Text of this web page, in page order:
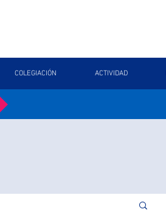
COLEGIACIÓN ACTIVIDAD